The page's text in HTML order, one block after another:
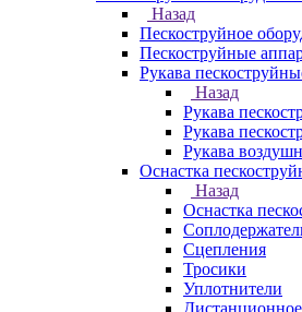
Назад
Пескоструйное
Пескоструйные
Рукава
Назад
Рукава
Рукава
Рукава
Оснастка
Назад
Оснастка
Сцепления
Тросики
Уплотнители